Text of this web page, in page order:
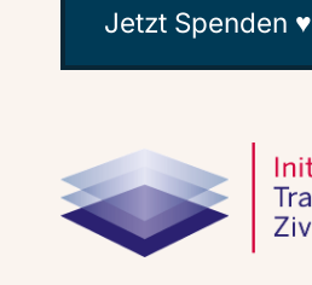
Jetzt Spenden ♥